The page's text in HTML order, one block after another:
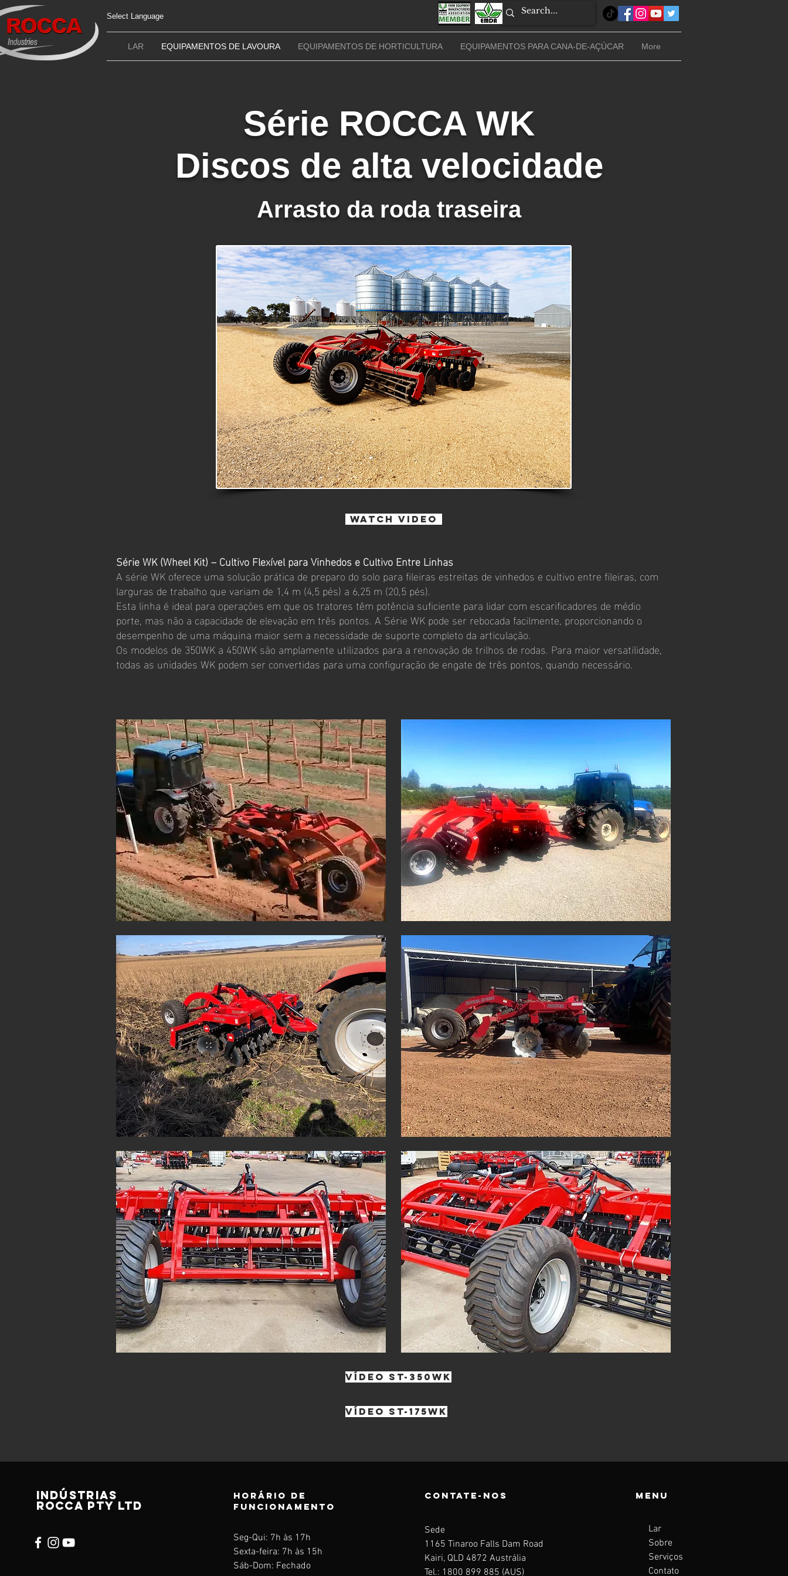
Select Language
LAR EQUIPAMENTOS DE LAVOURA EQUIPAMENTOS DE HORTICULTURA EQUIPAMENTOS PARA CANA-DE-AÇÚCAR More
Série ROCCA WK
Discos de alta velocidade
Arrasto da roda traseira
watch Video
Série WK (Wheel Kit) – Cultivo Flexível para Vinhedos e Cultivo Entre Linhas
A série WK oferece uma solução prática de preparo do solo para fileiras estreitas de vinhedos e cultivo entre fileiras, com
larguras de trabalho que variam de 1,4 m (4,5 pés) a 6,25 m (20,5 pés).
Esta linha é ideal para operações em que os tratores têm potência suficiente para lidar com escarificadores de médio
porte, mas não a capacidade de elevação em três pontos. A Série WK pode ser rebocada facilmente, proporcionando o
desempenho de uma máquina maior sem a necessidade de suporte completo da articulação.
Os modelos de 350WK a 450WK são amplamente utilizados para a renovação de trilhos de rodas. Para maior versatilidade,
todas as unidades WK podem ser convertidas para uma configuração de engate de três pontos, quando necessário.
Vídeo ST-350WK
VÍDEO ST-175WK
Indústrias
ROCCA pty ltd
Horário de
funcionamento
Seg-Qui: 7h às 17h
Sexta-feira: 7h às 15h
Sáb-Dom: Fechado
Contate-nos
Sede
1165 Tinaroo Falls Dam Road
Kairi, QLD 4872 Austrália
Tel.: 1800 899 885 (AUS)
Menu
Lar
Sobre
Serviços
Contato